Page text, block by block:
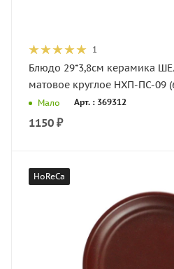
1
Блюдо 29*3,8см керамика
матовое круглое НХП-ПС-09
Мало Арт. : 369312
1150 ₽
HoReCa